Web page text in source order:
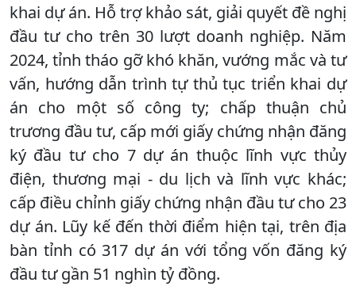
khai dự án. Hỗ trợ khảo sát, giải quyết đề nghị
đầu tư cho trên 30 lượt doanh nghiệp. Năm
2024, tỉnh tháo gỡ khó khăn, vướng mắc và tư
vấn, hướng dẫn trình tự thủ tục triển khai dự
án cho một số công ty; chấp thuận chủ
trương đầu tư, cấp mới giấy chứng nhận đăng
ký đầu tư cho 7 dự án thuộc lĩnh vực thủy
điện, thương mại - du lịch và lĩnh vực khác;
cấp điều chỉnh giấy chứng nhận đầu tư cho 23
dự án. Lũy kế đến thời điểm hiện tại, trên địa
bàn tỉnh có 317 dự án với tổng vốn đăng ký
đầu tư gần 51 nghìn tỷ đồng.